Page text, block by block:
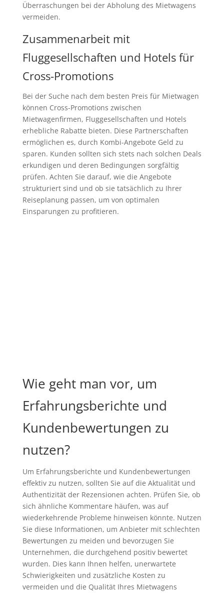
Überraschungen bei der Abholung des Mietwagens
vermeiden.
Zusammenarbeit mit
Fluggesellschaften und Hotels für
Cross-Promotions
Bei der Suche nach dem besten Preis für Mietwagen
können Cross-Promotions zwischen
Mietwagenfirmen, Fluggesellschaften und Hotels
erhebliche Rabatte bieten. Diese Partnerschaften
ermöglichen es, durch Kombi-Angebote Geld zu
sparen. Kunden sollten sich stets nach solchen Deals
erkundigen und deren Bedingungen sorgfältig
prüfen. Achten Sie darauf, wie die Angebote
strukturiert sind und ob sie tatsächlich zu Ihrer
Reiseplanung passen, um von optimalen
Einsparungen zu profitieren.
Wie geht man vor, um
Erfahrungsberichte und
Kundenbewertungen zu
nutzen?
Um Erfahrungsberichte und Kundenbewertungen
effektiv zu nutzen, sollten Sie auf die Aktualität und
Authentizität der Rezensionen achten. Prüfen Sie, ob
sich ähnliche Kommentare häufen, was auf
wiederkehrende Probleme hinweisen könnte. Nutzen
Sie diese Informationen, um Anbieter mit schlechten
Bewertungen zu meiden und bevorzugen Sie
Unternehmen, die durchgehend positiv bewertet
wurden. Dies kann Ihnen helfen, unerwartete
Schwierigkeiten und zusätzliche Kosten zu
vermeiden und die Qualität Ihres Mietwagens